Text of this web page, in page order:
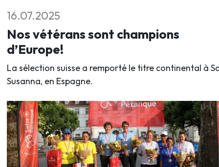
16.07.2025
Nos vétérans sont champions
d’Europe!
La sélection suisse a remporté le titre continental à
Susanna, en Espagne.